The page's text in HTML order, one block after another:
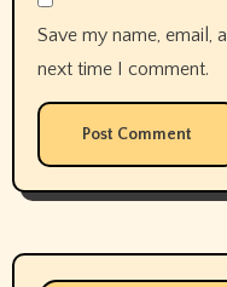
Save my name, email,
next time I comment.